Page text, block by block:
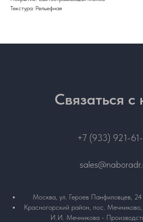
Текстура: Рельефная
Связаться с
+7 (933) 921-
Москва, ул. Героев Панфиловцев,
Красногорский район, пос.
И.И. Мечникова -